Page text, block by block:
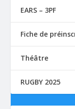
EARS – 3PF
Fiche de
Théâtre
RUGBY 2025